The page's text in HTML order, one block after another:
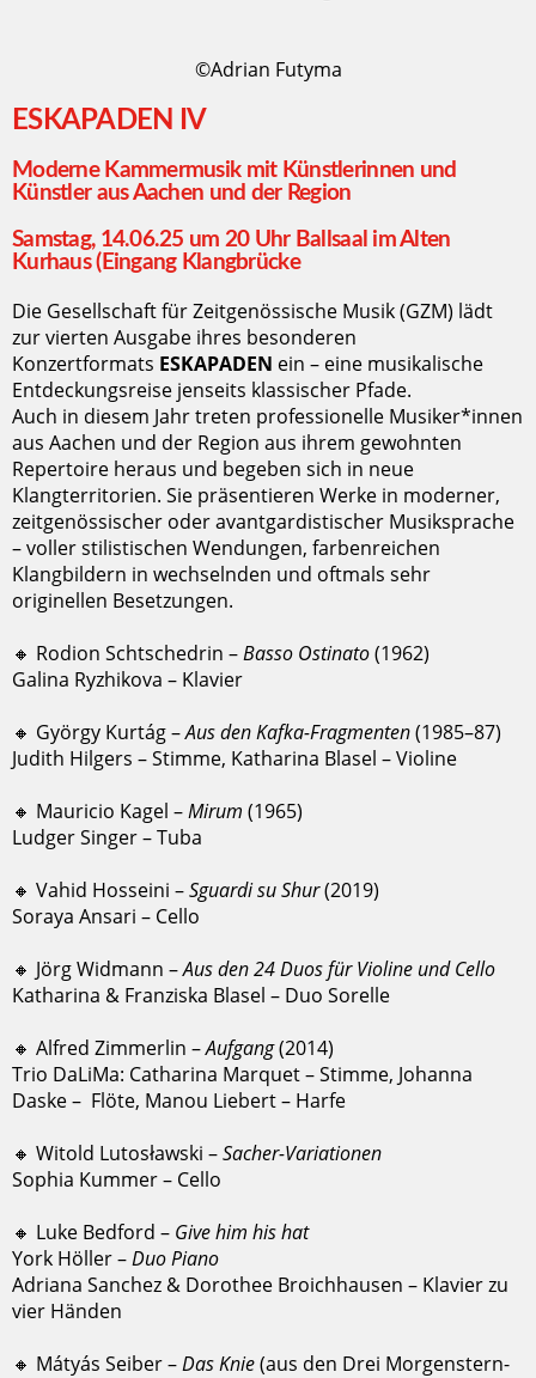
©Adrian Futyma
ESKAPADEN IV
Moderne Kammermusik mit Künstlerinnen und
Künstler aus Aachen und der Region
Samstag, 14.06.25 um 20 Uhr Ballsaal im Alten
Kurhaus (Eingang Klangbrücke
Die Gesellschaft für Zeitgenössische Musik (GZM) lädt
zur vierten Ausgabe ihres besonderen
Konzertformats ESKAPADEN ein – eine musikalische
Entdeckungsreise jenseits klassischer Pfade.
Auch in diesem Jahr treten professionelle Musiker*innen
aus Aachen und der Region aus ihrem gewohnten
Repertoire heraus und begeben sich in neue
Klangterritorien. Sie präsentieren Werke in moderner,
zeitgenössischer oder avantgardistischer Musiksprache
– voller stilistischen Wendungen, farbenreichen
Klangbildern in wechselnden und oftmals sehr
originellen Besetzungen.
🔸 Rodion Schtschedrin –Basso Ostinato(1962)
Galina Ryzhikova – Klavier
🔸 György Kurtág –Aus den Kafka-Fragmenten(1985–87)
Judith Hilgers – Stimme, Katharina Blasel – Violine
🔸 Mauricio Kagel –Mirum (1965)
Ludger Singer – Tuba
🔸 Vahid Hosseini –Sguardi su Shur(2019)
Soraya Ansari – Cello
🔸 Jörg Widmann –Aus den 24 Duos für Violine und Cello
Katharina & Franziska Blasel – Duo Sorelle
🔸 Alfred Zimmerlin –Aufgang(2014)
Trio DaLiMa: Catharina Marquet – Stimme, Johanna
Daske – Flöte, Manou Liebert – Harfe
🔸 Witold Lutosławski –Sacher-Variationen
Sophia Kummer – Cello
🔸 Luke Bedford – Give him his hat
York Höller –Duo Piano
Adriana Sanchez & Dorothee Broichhausen – Klavier zu
vier Händen
🔸 Mátyás Seiber –Das Knie(aus den Drei Morgenstern-